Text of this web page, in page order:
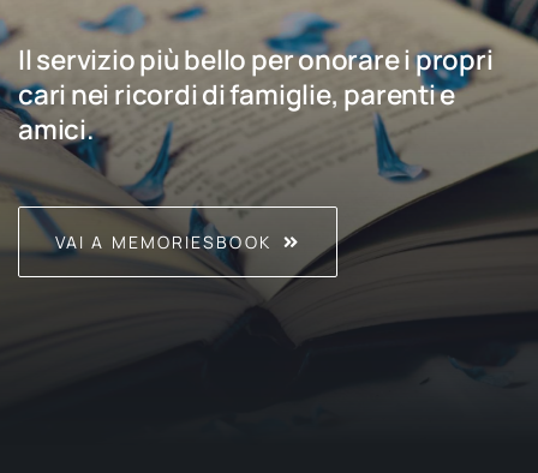
Il servizio più bello per onorare i propri
cari nei ricordi di famiglie, parenti e
amici.
VAI A MEMORIESBOOK